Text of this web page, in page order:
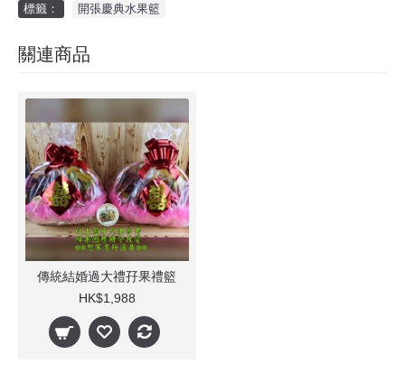
標籤： 開張慶典水果籃
關連商品
傳統結婚過大禮孖果禮籃
HK$1,988